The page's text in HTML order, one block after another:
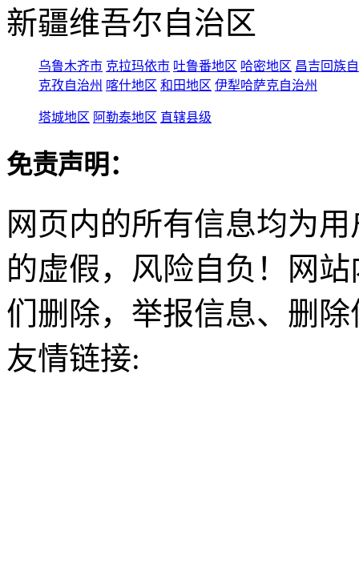
新疆维吾尔自治区
乌鲁木齐市 克拉玛依市 吐鲁番地区 哈密地区 昌吉回族
克孜自治州 喀什地区 和田地区 伊犁哈萨克自治州
塔城地区 阿勒泰地区 直辖县级
免责声明：
网页内的所有信息均为
的虚假，风险自负！网
们删除，举报信息、删
友情链接: